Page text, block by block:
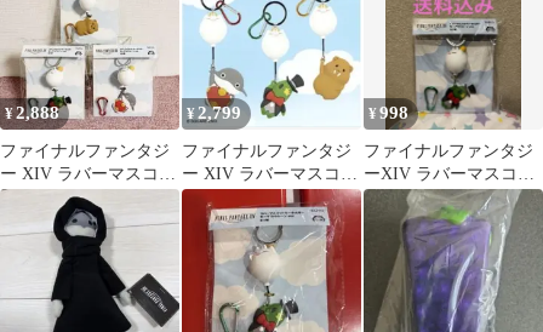
¥2,888
ファイナルファンタジ
ー XIV ラバーマスコッ
ト キーホルダー 全3種
セット d
¥2,799
ファイナルファンタジ
ー XIV ラバーマスコッ
ト キーホルダー 全3種
セット d
¥998
ファイナルファンタジ
ーXIV ラバーマスコッ
トキーホルダー 新品
未使用